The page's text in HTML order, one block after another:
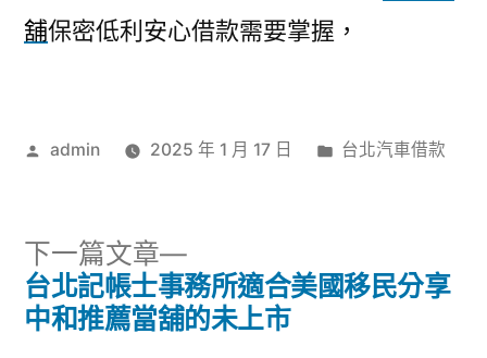
舖保密低利安心借款需要掌握，
作
admin 2025 年 1 月 17 日
分
台北汽車借款
文
下一篇文章
下
一
篇
台北記帳士事務所適合美國移民分享
中和推薦當舖的未上市